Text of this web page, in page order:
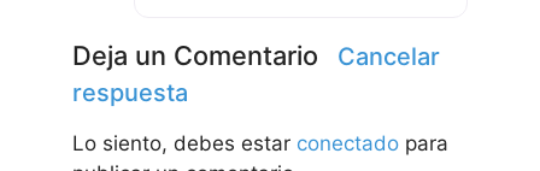
Deja un Comentario
Cancelar
respuesta
Lo siento, debes estar conectado para